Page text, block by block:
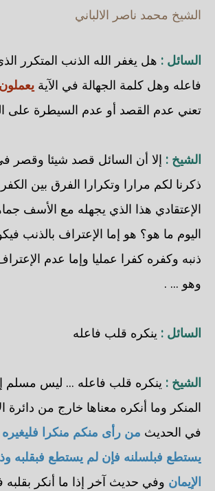
الشيخ محمد ناصر الالباني
السائل : هل يغفر الله الذنب المتكرر
فاعله وهل كلمة الجهالة في الآية
تعني عدم القصد أو عدم السيطرة على
الشيخ : إلا أن السائل قصد شيئا وقصر
ذكرنا لكم مرارا وتكرارا الفرق بين
الإعتقادي هذا الذي يجهله مع الأسف
اليوم ما هو؟ هو إما الإعتراف بالذنب
ذنبه وكفره كفرا عمليا وإما عدم
وهو ... .
السائل : ينكره قلب فاعله
الشيخ : ينكره قلب فاعله ... ليس مسلم
المنكر وما أنكره معناها خارج من دائرة
في الحديث من رأى منكم منكرا فليغيره
يستطع فبلسلنه فإن لم يستطع فبقلبه
الإيمان وفي حديث آخر إذا ما أنكر